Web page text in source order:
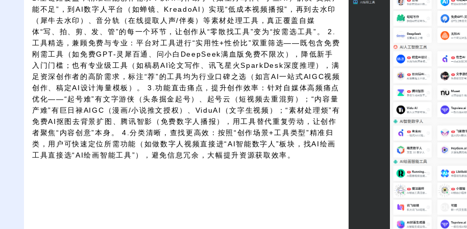
能不足”，到AI数字人平台（如蝉镜、KreadoAI）实现“低成本视频播报”，再到去水印
（犀牛去水印）、音分轨（在线提取人声/伴奏）等素材处理工具，真正覆盖自媒
体“写、拍、剪、发、管”的每一个环节，让创作从“零散找工具”变为“按需选工具”。 2.
工具精选，兼顾免费与专业：平台对工具进行“实用性+性价比”双重筛选——既包含免费
刚需工具（如免费GPT-灵犀百通、问小白DeepSeek满血版免费不限次），降低新手
入门门槛；也有专业级工具（如稿易AI论文写作、讯飞星火SparkDesk深度推理），满
足资深创作者的高阶需求，标注“荐”的工具均为行业口碑之选（如言AI一站式AIGC视频
创作、稿定AI设计海量模板）。 3.功能直击痛点，提升创作效率：针对自媒体高频痛点
优化——“起号难”有文字游侠（头条掘金起号）、起号云（短视频去重混剪）；“内容量
产难”有巨日禄AIGC（漫画/小说推文授权）、ViduAI（文字生视频）；“素材处理烦”有
免费AI抠图去背景扩图、腾讯智影（免费数字人播报），用工具替代重复劳动，让创作
者聚焦“内容创意”本身。 4.分类清晰，查找更高效：按照“创作场景+工具类型”精准归
类，用户可快速定位所需功能（如做数字人视频直接进“AI智能数字人”板块，找AI绘画
工具直接选“AI绘画智能工具”），避免信息冗余，大幅提升资源获取效率。